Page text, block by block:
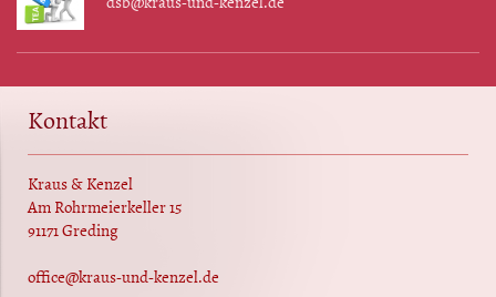
Kontakt
Kraus & Kenzel
Am Rohrmeierkeller 15
91171 Greding
office@kraus-und-kenzel.de